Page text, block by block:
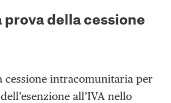
prova della cessione
intracomunitaria per
all’IVA nello